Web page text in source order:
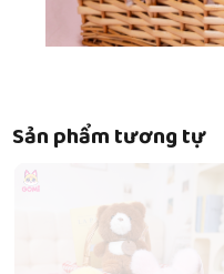
Sản phẩm tương tự